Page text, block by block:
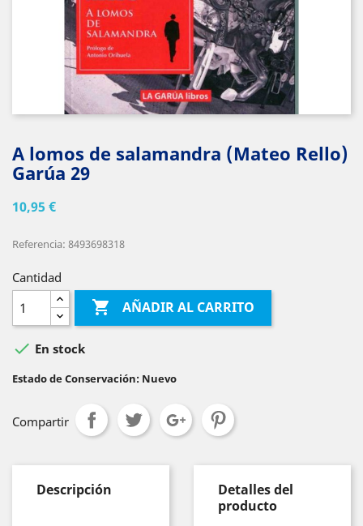
A lomos de salamandra (Mateo Rello)
Garúa 29
10,95 €
Referencia: 8493698318
Cantidad
 AÑADIR AL CARRITO
 En stock
Estado de Conservación: Nuevo
Compartir
Descripción
Detalles del
producto